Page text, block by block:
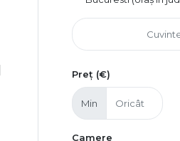
Preț (€)
Min
Camere